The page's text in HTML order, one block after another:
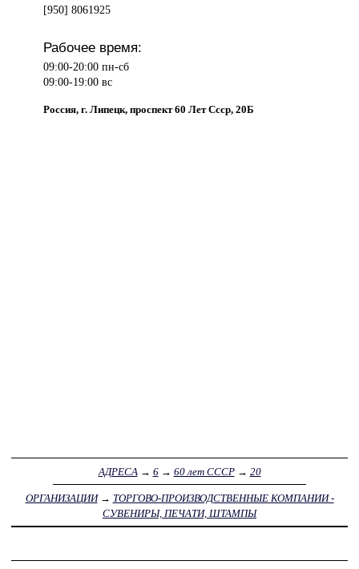
[950] 8061925
Рабочее время:
09:00-20:00 пн-сб
09:00-19:00 вс
Россия, г. Липецк, проспект 60 Лет Ссср, 20Б
АДРЕСА → 6→ 60 лет СССР→ 20
ОРГАНИЗАЦИИ→ ТОРГОВО-ПРОИЗВОДСТВЕННЫЕ КОМПАНИИ -
СУВЕНИРЫ, ПЕЧАТИ, ШТАМПЫ